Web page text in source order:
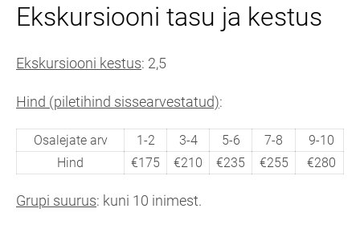
Ekskursiooni tasu ja kestus
Ekskursiooni kestus: 2,5
Hind (piletihind sissearvestatud):
Osalejate arv 1-2 3-4 5-6 7-8
9-10
Hind
€175 €210 €235 €255 €280
Grupi suurus: kuni 10 inimest.